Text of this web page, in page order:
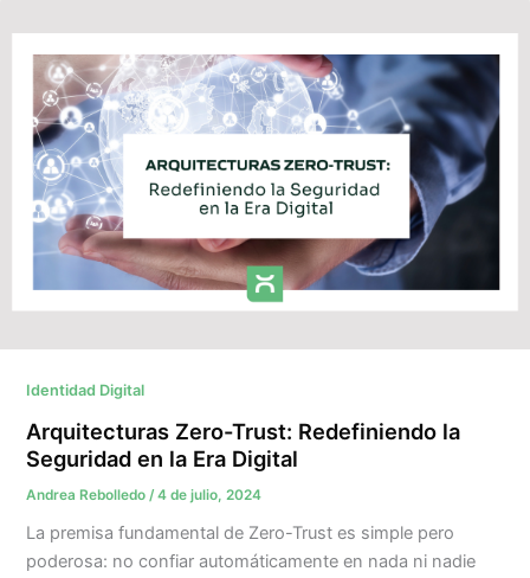
Identidad Digital
Arquitecturas Zero-Trust: Redefiniendo la
Seguridad en la Era Digital​
Andrea Rebolledo /4 de julio, 2024
La premisa fundamental de Zero-Trust es simple pero
poderosa: no confiar automáticamente en nada ni nadie